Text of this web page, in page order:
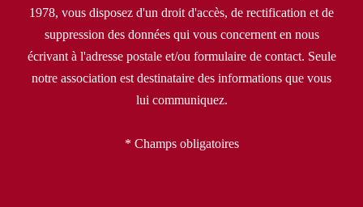
1978, vous disposez d'un droit d'accès, de rectification et de
suppression des données qui vous concernent en nous
écrivant à l'adresse postale et/ou formulaire de contact. Seule
notre association est destinataire des informations que vous
lui communiquez.
* Champs obligatoires